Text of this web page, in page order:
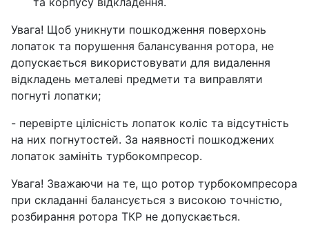
Увага! Щоб уникнути пошкодження поверхонь
лопаток та порушення балансування ротора, не
допускається використовувати для видалення
відкладень металеві предмети та виправляти
погнуті лопатки;
- перевірте цілісність лопаток коліс та відсутність
на них погнутостей. За наявності пошкоджених
лопаток замініть турбокомпресор.
Увага! Зважаючи на те, що ротор турбокомпресора
при складанні балансується з високою точністю,
розбирання ротора ТКР не допускається.